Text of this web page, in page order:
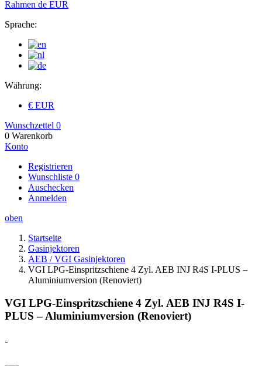
Rahmen de EUR
Sprache:
Währung:
€ EUR
Wunschzettel 0
0 Warenkorb
Konto
Registrieren
Wunschliste 0
Auschecken
Anmelden
oben
Startseite
Gasinjektoren
AEB / VGI Gasinjektoren
VGI LPG-Einspritzschiene 4 Zyl. AEB INJ R4S I-PLUS –
Aluminiumversion (Renoviert)
VGI LPG-Einspritzschiene 4 Zyl. AEB INJ R4S I-
PLUS – Aluminiumversion (Renoviert)